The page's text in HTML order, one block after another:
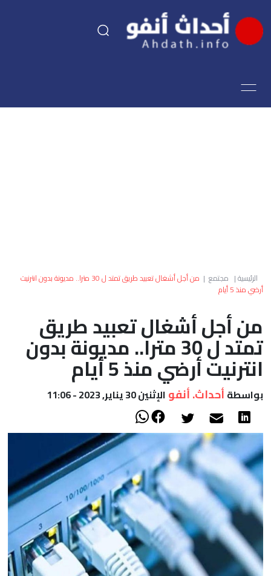
اقتصاد
العالم
الصحراء
الرئيسية| مجتمع |
من أجل أشغال تعبيد طريق تمتد ل 30 مترا.. مديونة بدون انترنيت
أرضي منذ 5 أيام
من أجل أشغال تعبيد طريق
تمتد ل 30 مترا.. مديونة بدون
انترنيت أرضي منذ 5 أيام
بواسطة أحداث. أنفو الإثنين 30 يناير, 2023 - 11:06